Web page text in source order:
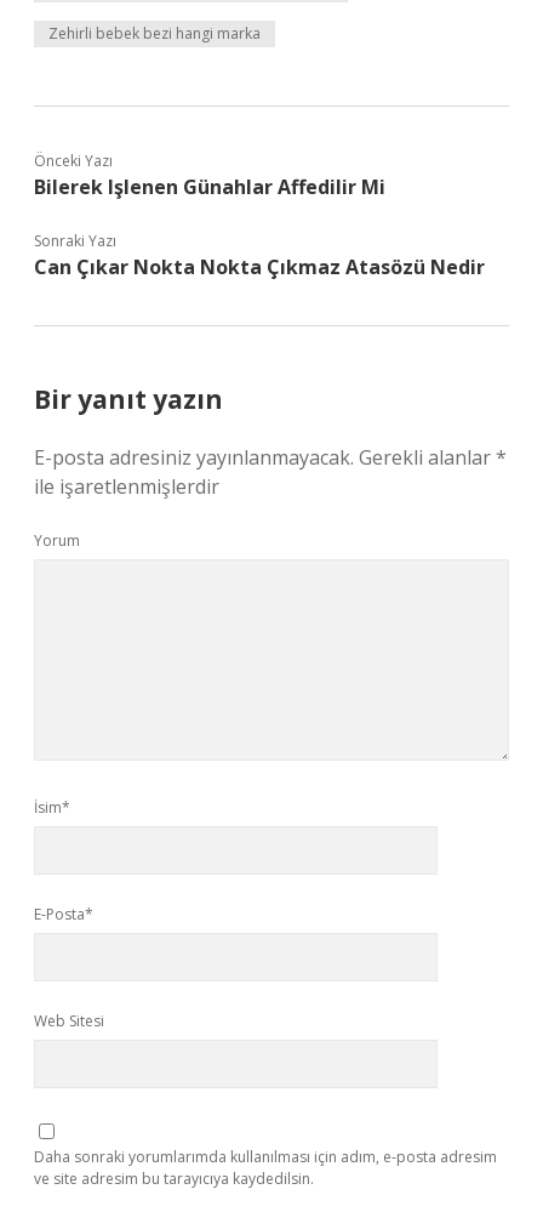
Zehirli bebek bezi hangi marka
Önceki Yazı
Bilerek Işlenen Günahlar Affedilir Mi
Sonraki Yazı
Can Çıkar Nokta Nokta Çıkmaz Atasözü Nedir
Bir yanıt yazın
E-posta adresiniz yayınlanmayacak. Gerekli alanlar*
ile işaretlenmişlerdir
Yorum
İsim*
E-Posta*
Web Sitesi
Daha sonraki yorumlarımda kullanılması için adım, e-posta adresim
ve site adresim bu tarayıcıya kaydedilsin.